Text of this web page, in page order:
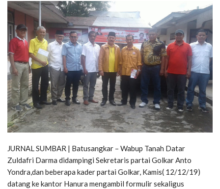
JURNAL SUMBAR | Batusangkar – Wabup Tanah Datar
Zuldafri Darma didampingi Sekretaris partai Golkar Anto
Yondra,dan beberapa kader partai Golkar, Kamis( 12/12/19)
datang ke kantor Hanura mengambil formulir sekaligus